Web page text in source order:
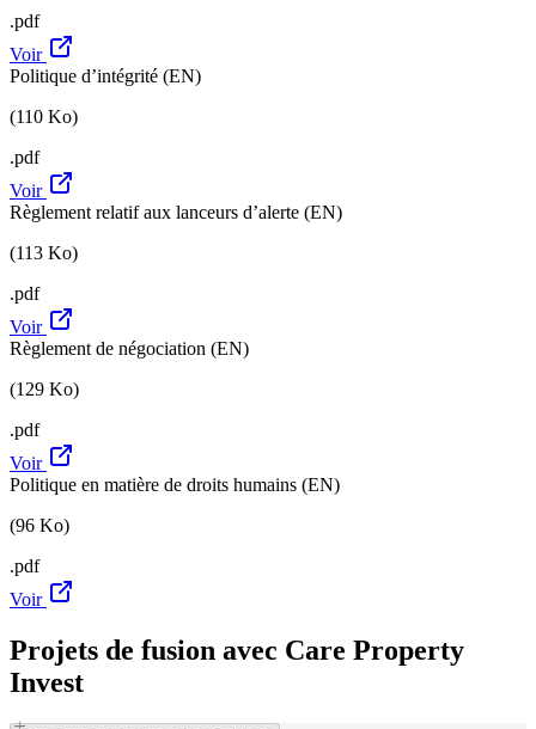
.pdf
Voir
Politique d’intégrité (EN)
(110 Ko)
.pdf
Voir
Règlement relatif aux lanceurs d’alerte (EN)
(113 Ko)
.pdf
Voir
Règlement de négociation (EN)
(129 Ko)
.pdf
Voir
Politique en matière de droits humains (EN)
(96 Ko)
.pdf
Voir
Projets de fusion avec Care Property
Invest